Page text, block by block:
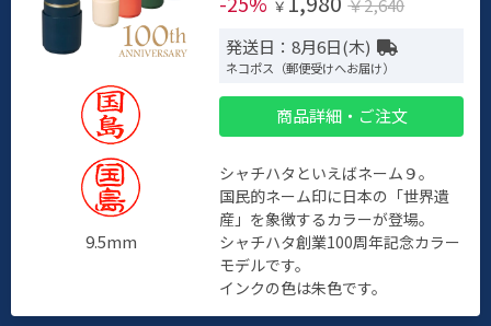
9.5mm
￥
￥2,640
発送日：8月6日(木)
ネコポス（郵便受けへお届け）
商品詳細・ご注文
シャチハタといえばネーム９。
国民的ネーム印に日本の「世界遺
産」を象徴するカラーが登場。
シャチハタ創業100周年記念カラー
モデルです。
インクの色は朱色です。